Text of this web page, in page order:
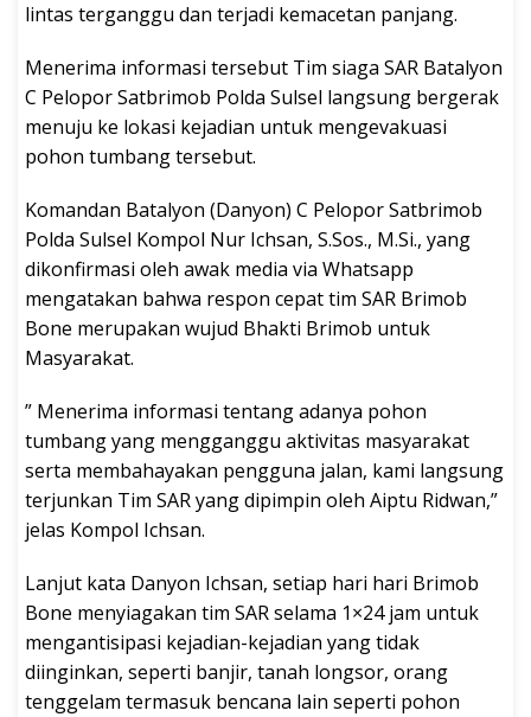
lintas terganggu dan terjadi kemacetan panjang.
Menerima informasi tersebut Tim siaga SAR Batalyon
C Pelopor Satbrimob Polda Sulsel langsung bergerak
menuju ke lokasi kejadian untuk mengevakuasi
pohon tumbang tersebut.
Komandan Batalyon (Danyon) C Pelopor Satbrimob
Polda Sulsel Kompol Nur Ichsan, S.Sos., M.Si., yang
dikonfirmasi oleh awak media via Whatsapp
mengatakan bahwa respon cepat tim SAR Brimob
Bone merupakan wujud Bhakti Brimob untuk
Masyarakat.
” Menerima informasi tentang adanya pohon
tumbang yang mengganggu aktivitas masyarakat
serta membahayakan pengguna jalan, kami langsung
terjunkan Tim SAR yang dipimpin oleh Aiptu Ridwan,”
jelas Kompol Ichsan.
Lanjut kata Danyon Ichsan, setiap hari hari Brimob
Bone menyiagakan tim SAR selama 1×24 jam untuk
mengantisipasi kejadian-kejadian yang tidak
diinginkan, seperti banjir, tanah longsor, orang
tenggelam termasuk bencana lain seperti pohon